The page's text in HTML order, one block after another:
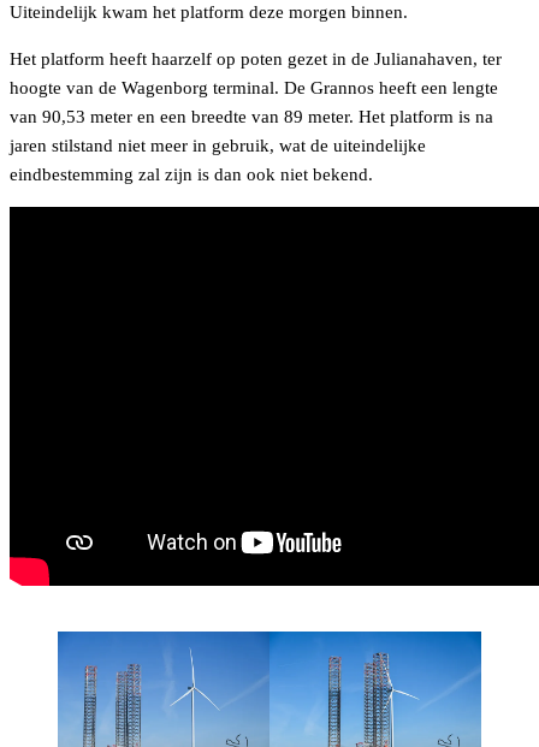
Uiteindelijk kwam het platform deze morgen binnen.
Het platform heeft haarzelf op poten gezet in de Julianahaven, ter
hoogte van de Wagenborg terminal. De Grannos heeft een lengte
van 90,53 meter en een breedte van 89 meter. Het platform is na
jaren stilstand niet meer in gebruik, wat de uiteindelijke
eindbestemming zal zijn is dan ook niet bekend.